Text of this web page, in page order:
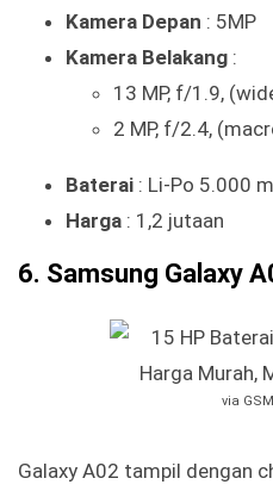
Kamera Depan : 5MP
Kamera Belakang :
13 MP, f/1.9,
2 MP, f/2.4,
Baterai : Li-Po 5.000
Harga : 1,2 jutaan
6. Samsung Galaxy
via
Galaxy A02 tampil dengan